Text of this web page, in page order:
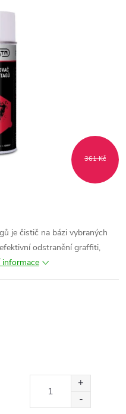
361 Kč
je čistič na bázi vybraných
odstranění graffiti,
informace